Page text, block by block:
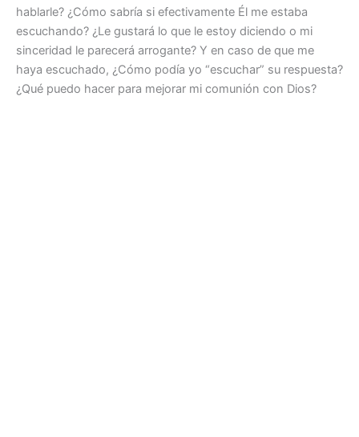
hablarle? ¿Cómo sabría si efectivamente Él me estaba
escuchando? ¿Le gustará lo que le estoy diciendo o mi
sinceridad le parecerá arrogante? Y en caso de que me
haya escuchado, ¿Cómo podía yo “escuchar” su respuesta?
¿Qué puedo hacer para mejorar mi comunión con Dios?